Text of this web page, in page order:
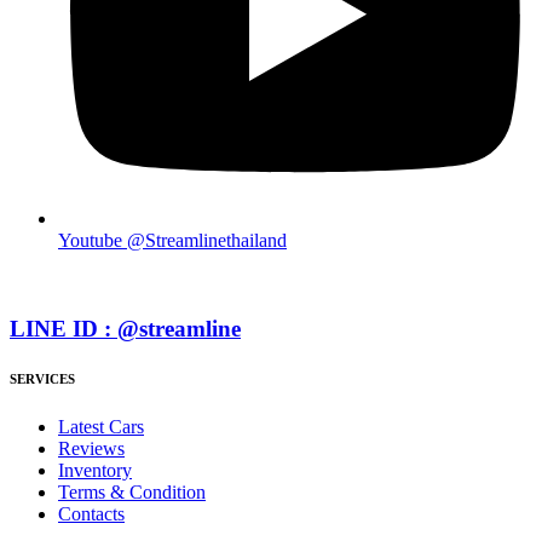
Youtube @Streamlinethailand
LINE ID : @streamline
SERVICES
Latest Cars
Reviews
Inventory
Terms & Condition
Contacts